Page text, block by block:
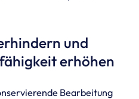
und
erhöhen
Bearbeitung